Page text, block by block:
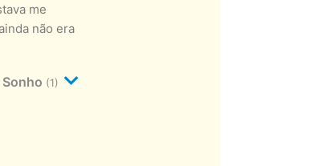
me
não era
(1)